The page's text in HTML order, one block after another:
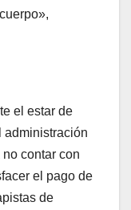
el estar de
administración
contar con
el pago de
de